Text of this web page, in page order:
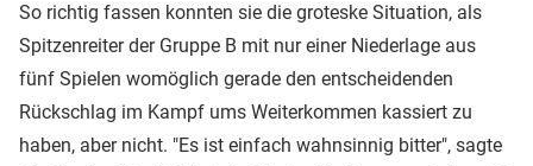
So richtig fassen konnten sie die groteske Situation, als
Spitzenreiter der Gruppe B mit nur einer Niederlage aus
fünf Spielen womöglich gerade den entscheidenden
Rückschlag im Kampf ums Weiterkommen kassiert zu
haben, aber nicht. "Es ist einfach wahnsinnig bitter", sagte